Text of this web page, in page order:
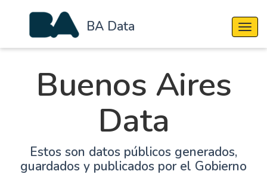
BA Data
Buenos Aires
Data
Estos son datos públicos generados,
guardados y publicados por el Gobierno